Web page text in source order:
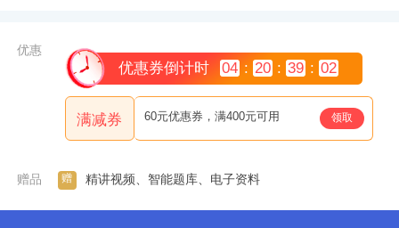
优惠
优惠券倒计时 04 : 20 : 39 : 02
满减券 60元优惠券，满400元可用 领取
赠品 赠 精讲视频、智能题库、电子资料